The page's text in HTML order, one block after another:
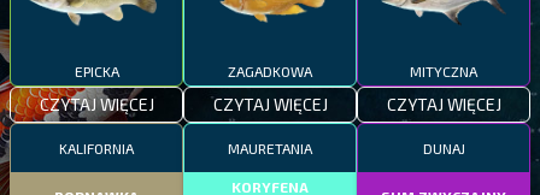
EPICKA
CZYTAJ WIĘCEJ
ZAGADKOWA
CZYTAJ WIĘCEJ
MITYCZNA
CZYTAJ WIĘCEJ
KALIFORNIA MAURETANIA
KORYFENA
DUNAJ